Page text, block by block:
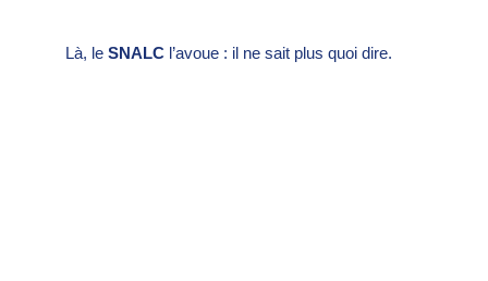
Là, le SNALC l’avoue : il ne sait plus quoi dire.